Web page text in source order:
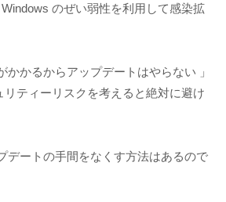
のぜい弱性を利用して感染拡
かかるからアップデートはやらない 」
リティーリスクを考えると絶対に避け
デートの手間をなくす方法はあるので